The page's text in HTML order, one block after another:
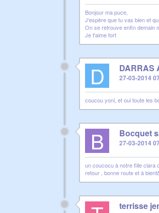
Bonjour ma puce,
J'espère que tu vas bien et
On se retrouve enfin demain
Je t'aime fort
D DARRAS
27-03-2014
coucou yoni, et oui toute les
B Bocquet
27-03-2014
un coucocu à notre fille clara
retour , bonne route et à
terrisse